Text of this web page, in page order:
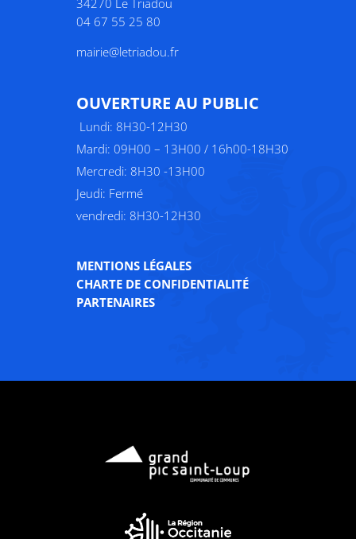
34270 Le Triadou
04 67 55 25 80
mairie@letriadou.fr
OUVERTURE AU PUBLIC
Lundi: 8H30-12H30
Mardi: 09H00 – 13H00 / 16h00-18H30
Mercredi: 8H30 -13H00
Jeudi: Fermé
vendredi: 8H30-12H30
MENTIONS LÉGALES
CHARTE DE CONFIDENTIALITÉ
PARTENAIRES